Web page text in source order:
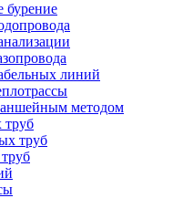
бурение
линий
методом
труб
труб